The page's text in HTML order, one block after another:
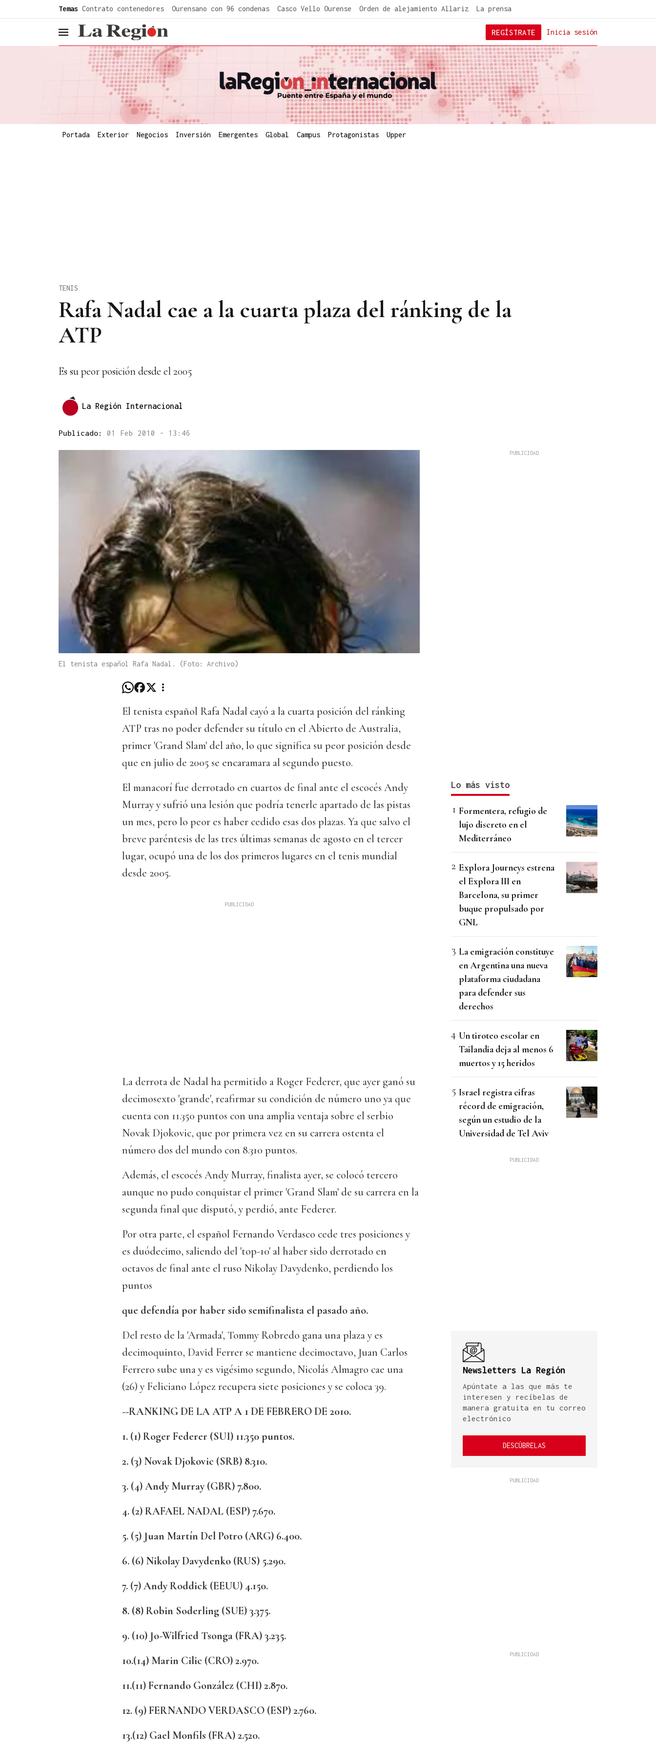
Temas Contrato contenedores Ourensano con 96 condenas Casco Vello Ourense Orden de alejamiento Allariz La prensa
header.menu.open Inicia sesión
REGÍSTRATE
Portada Exterior Negocios Inversión Emergentes Global Campus Protagonistas Upper
Rafa Nadal cae a la cuarta plaza del ránking de la
ATP
TENIS
Es su peor posición desde el 2005
La Región Internacional
Publicado: 01 Feb 2010 - 13:46
El tenista español Rafa Nadal. (Foto: Archivo)
El tenista español Rafa Nadal cayó a la cuarta posición del ránking
ATP tras no poder defender su título en el Abierto de Australia,
primer 'Grand Slam' del año, lo que significa su peor posición desde
que en julio de 2005 se encaramara al segundo puesto.
El manacorí fue derrotado en cuartos de final ante el escocés Andy
Murray y sufrió una lesión que podría tenerle apartado de las pistas
un mes, pero lo peor es haber cedido esas dos plazas. Ya que salvo el
breve paréntesis de las tres últimas semanas de agosto en el tercer
lugar, ocupó una de los dos primeros lugares en el tenis mundial
desde 2005.
La derrota de Nadal ha permitido a Roger Federer, que ayer ganó su
decimosexto 'grande', reafirmar su condición de número uno ya que
cuenta con 11.350 puntos con una amplia ventaja sobre el serbio
Novak Djokovic, que por primera vez en su carrera ostenta el
número dos del mundo con 8.310 puntos.
Además, el escocés Andy Murray, finalista ayer, se colocó tercero
aunque no pudo conquistar el primer 'Grand Slam' de su carrera en la
segunda final que disputó, y perdió, ante Federer.
Por otra parte, el español Fernando Verdasco cede tres posiciones y
es duódecimo, saliendo del 'top-10' al haber sido derrotado en
octavos de final ante el ruso Nikolay Davydenko, perdiendo los
puntos
que defendía por haber sido semifinalista el pasado año.
Del resto de la 'Armada', Tommy Robredo gana una plaza y es
decimoquinto, David Ferrer se mantiene decimoctavo, Juan Carlos
Ferrero sube una y es vigésimo segundo, Nicolás Almagro cae una
(26) y Feliciano López recupera siete posiciones y se coloca 39.
--RANKING DE LA ATP A 1 DE FEBRERO DE 2010.
1. (1) Roger Federer (SUI) 11.350 puntos.
2. (3) Novak Djokovic (SRB) 8.310.
3. (4) Andy Murray (GBR) 7.800.
4. (2) RAFAEL NADAL (ESP) 7.670.
5. (5) Juan Martín Del Potro (ARG) 6.400.
6. (6) Nikolay Davydenko (RUS) 5.290.
7. (7) Andy Roddick (EEUU) 4.150.
8. (8) Robin Soderling (SUE) 3.375.
9. (10) Jo-Wilfried Tsonga (FRA) 3.235.
10.(14) Marin Cilic (CRO) 2.970.
11.(11) Fernando González (CHI) 2.870.
12. (9) FERNANDO VERDASCO (ESP) 2.760.
13.(12) Gael Monfils (FRA) 2.520.
Lo más visto
Formentera, refugio de
lujo discreto en el
Mediterráneo
Explora Journeys estrena
el Explora III en
Barcelona, su primer
buque propulsado por
GNL
La emigración constituye
en Argentina una nueva
plataforma ciudadana
para defender sus
derechos
Un tiroteo escolar en
Tailandia deja al menos 6
muertos y 15 heridos
Israel registra cifras
récord de emigración,
según un estudio de la
Universidad de Tel Aviv
Newsletters La Región
Apúntate a las que más te
interesen y recíbelas de
manera gratuita en tu correo
electrónico
DESCÚBRELAS